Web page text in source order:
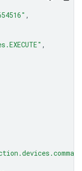
,
,